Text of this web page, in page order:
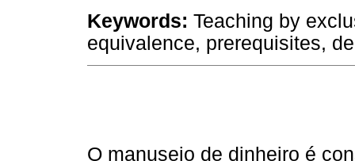
Keywords: Teaching by
equivalence, prerequisites,
O manuseio de dinheiro é